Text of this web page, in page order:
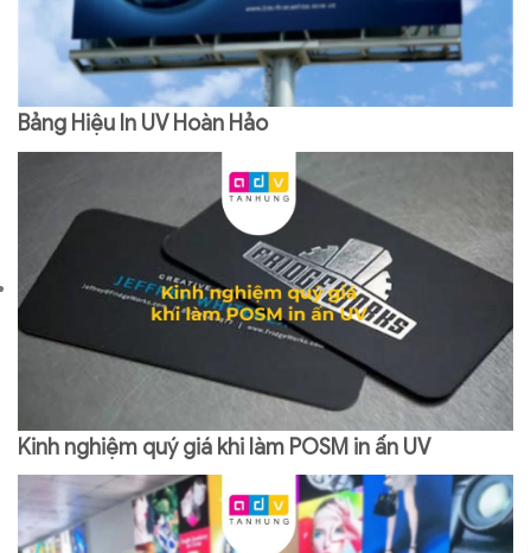
Bảng Hiệu In UV Hoàn Hảo
Kinh nghiệm quý giá khi làm POSM in ấn UV